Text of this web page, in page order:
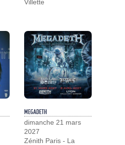
Villette
MEGADETH
dimanche 21 mars
2027
Zénith Paris - La